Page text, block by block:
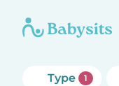
Type 1